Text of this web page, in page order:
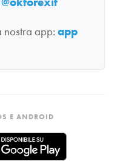
nostra app: app
E ANDROID